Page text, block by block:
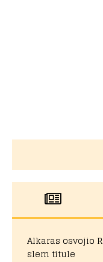
Alkaras osvojio
slem titule